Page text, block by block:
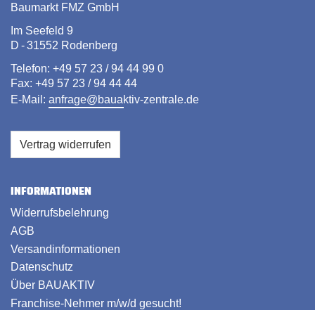
Baumarkt FMZ GmbH
Im Seefeld 9
D - 31552 Rodenberg
Telefon: +49 57 23 / 94 44 99 0
Fax: +49 57 23 / 94 44 44
E-Mail: anfrage@bauaktiv-zentrale.de
Vertrag widerrufen
INFORMATIONEN
Widerrufsbelehrung
AGB
Versandinformationen
Datenschutz
Über BAUAKTIV
Franchise-Nehmer m/w/d gesucht!